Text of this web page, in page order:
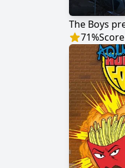
71%Score